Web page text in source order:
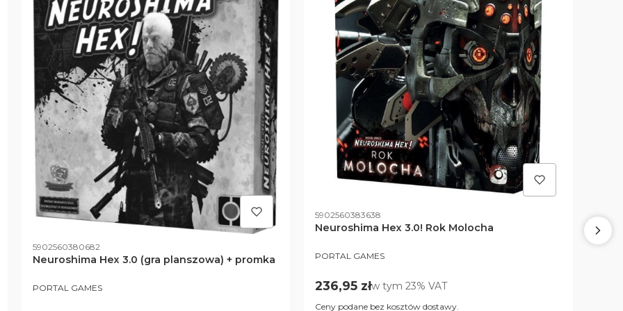
Kod produktu
5902560380682
Neuroshima Hex 3.0 (gra planszowa) + promka
PRODUCENT
PORTAL GAMES
Kod produktu
5902560383638
Neuroshima Hex 3.0! Rok Molocha
PRODUCENT
PORTAL GAMES
Cena brutto
236,95 złw tym %s VAT
w tym23% VAT
Ceny podane bez kosztów dostawy.